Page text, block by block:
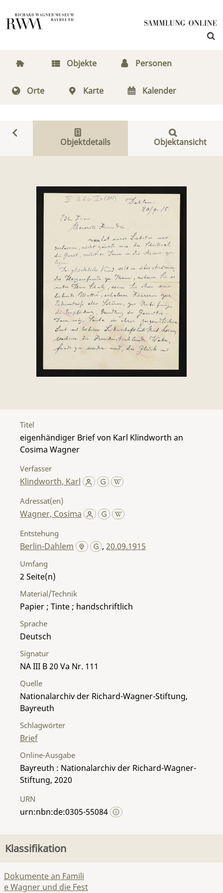
Objekte Personen
Orte Karte Kalender
Objektdetails Objektansicht
Titel
eigenhändiger Brief von Karl Klindworth an
Cosima Wagner
Verfasser
Klindworth, Karl
Adressat(en)
Wagner, Cosima
Entstehung
Berlin-Dahlem ,20.09.1915
Umfang
2
Material/Technik
Papier ; Tinte ; handschriftlich
Sprache
Deutsch
Signatur
NA III B 20 Va Nr. 111
Quelle
Nationalarchiv der Richard-Wagner-Stiftung,
Bayreuth
Schlagwörter
Brief
Online-Ausgabe
Bayreuth : Nationalarchiv der Richard-Wagner-
Stiftung, 2020
URN
urn:nbn:de:0305-55084
Klassifikation
Dokumente an Famili
e Wagner und die Fest